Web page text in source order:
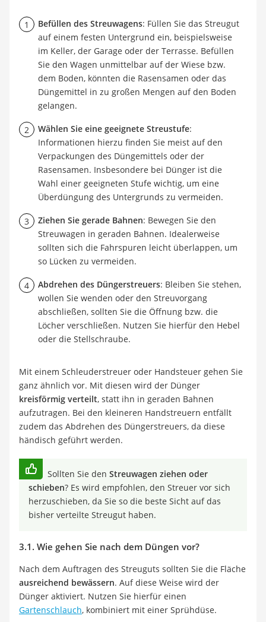
Befüllen des Streuwagens: Füllen Sie das Streugut
auf einem festen Untergrund ein, beispielsweise
im Keller, der Garage oder der Terrasse. Befüllen
Sie den Wagen unmittelbar auf der Wiese bzw.
dem Boden, könnten die Rasensamen oder das
Düngemittel in zu großen Mengen auf den Boden
gelangen.
Wählen Sie eine geeignete Streustufe:
Informationen hierzu finden Sie meist auf den
Verpackungen des Düngemittels oder der
Rasensamen. Insbesondere bei Dünger ist die
Wahl einer geeigneten Stufe wichtig, um eine
Überdüngung des Untergrunds zu vermeiden.
Ziehen Sie gerade Bahnen: Bewegen Sie den
Streuwagen in geraden Bahnen. Idealerweise
sollten sich die Fahrspuren leicht überlappen, um
so Lücken zu vermeiden.
Abdrehen des Düngerstreuers: Bleiben Sie stehen,
wollen Sie wenden oder den Streuvorgang
abschließen, sollten Sie die Öffnung bzw. die
Löcher verschließen. Nutzen Sie hierfür den Hebel
oder die Stellschraube.
Mit einem Schleuderstreuer oder Handsteuer gehen Sie
ganz ähnlich vor. Mit diesen wird der Dünger
kreisförmig verteilt, statt ihn in geraden Bahnen
aufzutragen. Bei den kleineren Handstreuern entfällt
zudem das Abdrehen des Düngerstreuers, da diese
händisch geführt werden.
Sollten Sie den Streuwagen ziehen oder
schieben? Es wird empfohlen, den Streuer vor sich
herzuschieben, da Sie so die beste Sicht auf das
bisher verteilte Streugut haben.
3.1. Wie gehen Sie nach dem Düngen vor?
Nach dem Auftragen des Streuguts sollten Sie die Fläche
ausreichend bewässern. Auf diese Weise wird der
Dünger aktiviert. Nutzen Sie hierfür einen
Gartenschlauch, kombiniert mit einer Sprühdüse.